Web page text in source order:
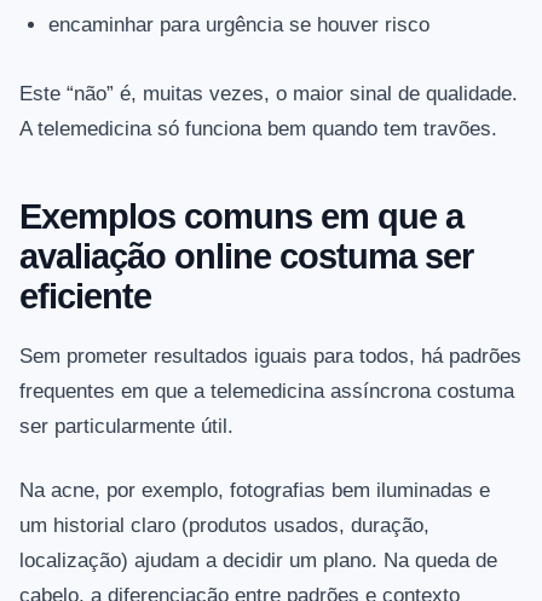
encaminhar para urgência se houver risco
Este “não” é, muitas vezes, o maior sinal de qualidade.
A telemedicina só funciona bem quando tem travões.
Exemplos comuns em que a
avaliação online costuma ser
eficiente
Sem prometer resultados iguais para todos, há padrões
frequentes em que a telemedicina assíncrona costuma
ser particularmente útil.
Na acne, por exemplo, fotografias bem iluminadas e
um historial claro (produtos usados, duração,
localização) ajudam a decidir um plano. Na queda de
cabelo, a diferenciação entre padrões e contexto